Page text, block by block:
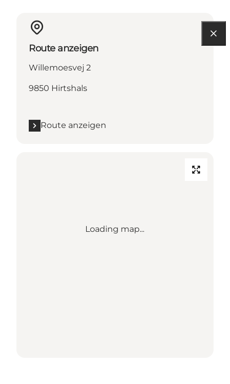
Route anzeigen
Willemoesvej 2
9850 Hirtshals
Route anzeigen
Loading map...